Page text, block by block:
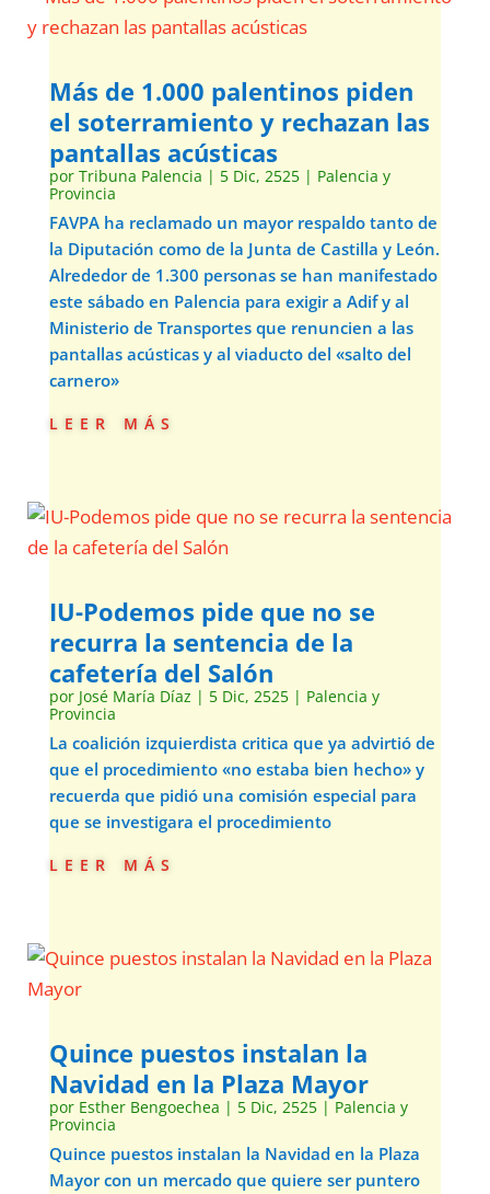
Más de 1.000 palentinos piden
el soterramiento y rechazan las
pantallas acústicas
por Tribuna Palencia | 5 Dic, 2525| Palencia y
Provincia
FAVPA ha reclamado un mayor respaldo tanto de
la Diputación como de la Junta de Castilla y León.
Alrededor de 1.300 personas se han manifestado
este sábado en Palencia para exigir a Adif y al
Ministerio de Transportes que renuncien a las
pantallas acústicas y al viaducto del «salto del
carnero»
leer más
IU-Podemos pide que no se
recurra la sentencia de la
cafetería del Salón
por José María Díaz | 5 Dic, 2525| Palencia y
Provincia
La coalición izquierdista critica que ya advirtió de
que el procedimiento «no estaba bien hecho» y
recuerda que pidió una comisión especial para
que se investigara el procedimiento
leer más
Quince puestos instalan la
Navidad en la Plaza Mayor
por Esther Bengoechea | 5 Dic, 2525| Palencia y
Provincia
Quince puestos instalan la Navidad en la Plaza
Mayor con un mercado que quiere ser puntero